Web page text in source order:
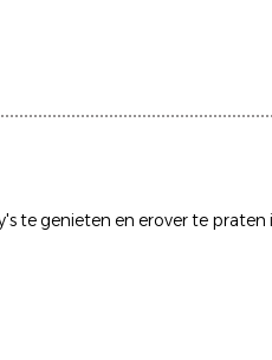
te genieten en erover te praten